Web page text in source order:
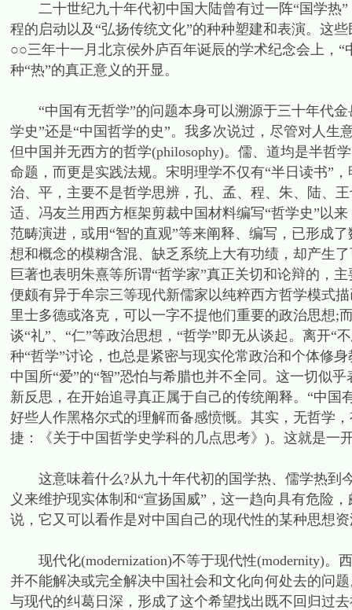
二十世纪九十年代初中国大陆曾有过一阵“国学热”
程的启动以及“弘扬传统文化”的种种塑建和表演。这
○○三年十一月北京侯外庐百年诞辰的学术纪念会上，
种“热”的真正意义的开显。
“中国有无哲学”的问题本身可以溯源于三十年代金
学史”还是“中国哲学的史”。我多次说过，尽管对人
但中国并无西方的哲学(philosophy)。儒、道均是半哲
命题，而更是实践法规。宋明理学不仅有“半日读书”
治、平，主要不是哲学思辨，孔、孟、程、朱、陆、
适、冯友兰用西方框架剪裁中国材料编写“哲学史”以
范畴演进，或用“智的直观”等来阐释、编写，已形成
想和概念的模糊含混、缺乏系统上大有功绩，却产生
巨著也表明朱熹等所谓“哲学家”真正关切和论辩的，
便颇有异于牟宗三等现代新儒家以纯粹西方哲学模式
里士多德或洛克，可以一字不提他们重要的政治思想;
谈“礼”、“仁”等政治思想，“哲学”即无从谈起。离开“
种“哲学”讨论，也总是紧密与现实伦常政治和个体修
中国所“爱”的“智”恐怕与希腊也并不全同。这一切似
新反思，在开始追寻真正属于自己的传统阐释。“中
好些人作黑格尔式的理解而备感愤慨。其实，无哲学
捷：《关于中国哲学史学科的几点思考》)。这就是一
这意味着什么?从九十年代初的国学热、儒学热到
义来维护现实体制和“宣扬国威”，这一趋向具有危险
说，它又可以看作是对中国自己的现代性的某种思想
现代化(modernization)不等于现代性(modernity)。
并不能解决或完全解决中国社会和文化向何处去的问
与现代的纠葛日深，形成了这个希望找出既不回归过